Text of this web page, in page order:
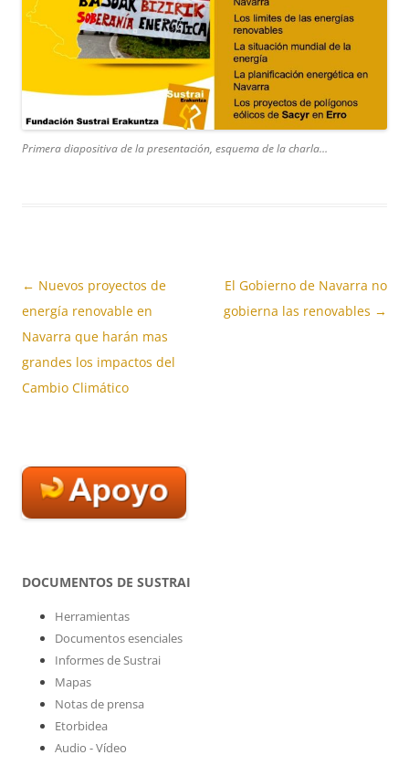
Primera diapositiva de la presentación, esquema de la charla…
Navegación
de
entradas
← Nuevos proyectos de
energía renovable en
Navarra que harán mas
grandes los impactos del
Cambio Climático
El Gobierno de Navarra no
gobierna las renovables →
DOCUMENTOS DE SUSTRAI
Herramientas
Documentos esenciales
Informes de Sustrai
Mapas
Notas de prensa
Etorbidea
Audio - Vídeo